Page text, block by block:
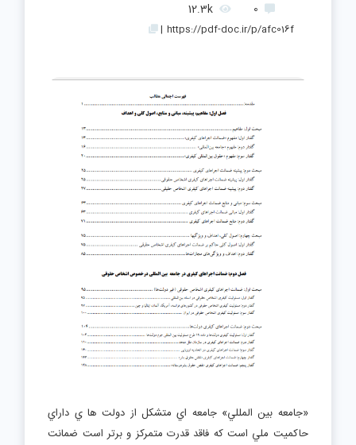
0
12.3k
https://pdf-doc.ir/p/afc016f
|
«جامعه بين المللي» جامعه اي متشكل از دولت ها ي داراي
حاكميت ملي است كه فاقد قدرت متمركز و برتر است ضمانت